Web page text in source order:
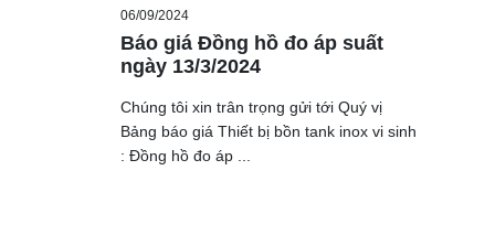
06/09/2024
Báo giá Đồng hồ đo áp suất
ngày 13/3/2024
Chúng tôi xin trân trọng gửi tới Quý vị
Bảng báo giá Thiết bị bồn tank inox vi sinh
: Đồng hồ đo áp ...